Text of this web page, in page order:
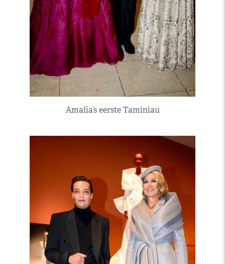
Amalia’s eerste Taminiau